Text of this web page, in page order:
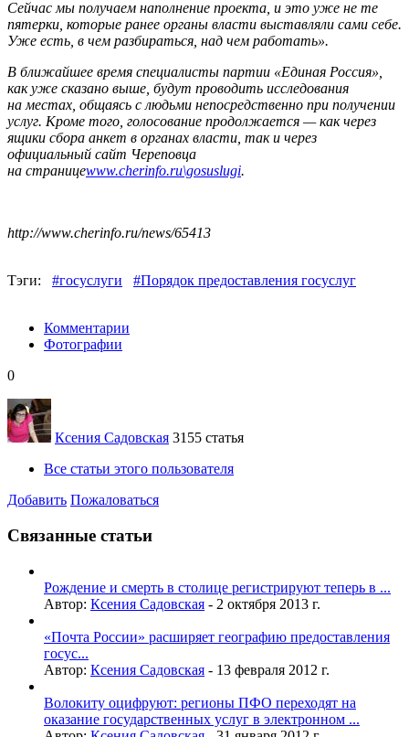
Сейчас мы получаем наполнение проекта, и это уже не те
пятерки, которые ранее органы власти выставляли сами себе.
Уже есть, в чем разбираться, над чем работать».
В ближайшее время специалисты партии «Единая Россия»,
как уже сказано выше, будут проводить исследования
на местах, общаясь с людьми непосредственно при получении
услуг. Кроме того, голосование продолжается — как через
ящики сбора анкет в органах власти, так и через
официальный сайт Череповца
на страницеwww.cherinfo.ru\gosuslugi.
http://www.cherinfo.ru/news/65413
Тэги: #госуслуги #Порядок предоставления госуслуг
Комментарии
Фотографии
0
Ксения Садовская 3155 статья
Все статьи этого пользователя
Добавить Пожаловаться
Связанные статьи
Рождение и смерть в столице регистрируют теперь в ...
Автор: Ксения Садовская - 2 октября 2013 г.
«Почта России» расширяет географию предоставления
госус...
Автор: Ксения Садовская - 13 февраля 2012 г.
Волокиту оцифруют: регионы ПФО переходят на
оказание государственных услуг в электронном ...